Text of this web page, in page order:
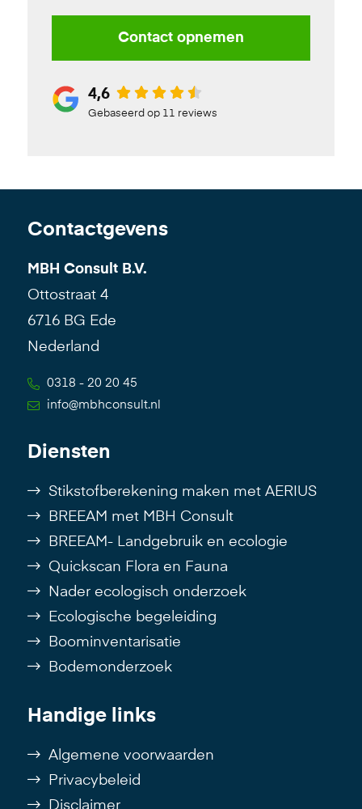
Contact opnemen
4,6
Gebaseerd op 11 reviews
Contactgevens
MBH Consult B.V.
Ottostraat 4
6716 BG Ede
Nederland
0318 - 20 20 45
info@mbhconsult.nl
Diensten
Stikstofberekening maken met AERIUS
BREEAM met MBH Consult
BREEAM- Landgebruik en ecologie
Quickscan Flora en Fauna
Nader ecologisch onderzoek
Ecologische begeleiding
Boominventarisatie
Bodemonderzoek
Handige links
Algemene voorwaarden
Privacybeleid
Disclaimer